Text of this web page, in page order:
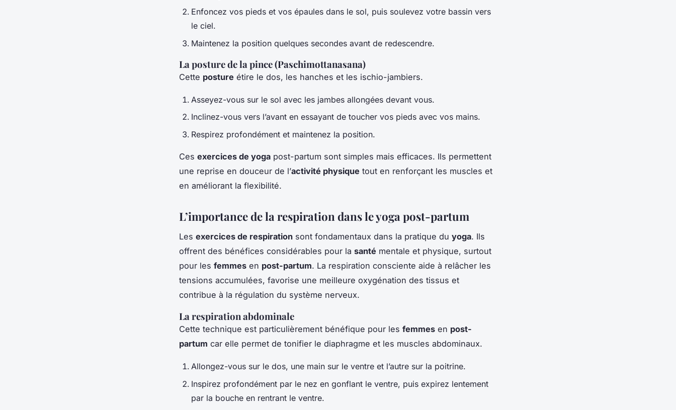
Enfoncez vos pieds et vos épaules dans le sol, puis soulevez votre bassin vers
le ciel.
Maintenez la position quelques secondes avant de redescendre.
La posture de la pince (Paschimottanasana)
Cette posture étire le dos, les hanches et les ischio-jambiers.
Asseyez-vous sur le sol avec les jambes allongées devant vous.
Inclinez-vous vers l’avant en essayant de toucher vos pieds avec vos mains.
Respirez profondément et maintenez la position.
Ces exercices de yoga post-partum sont simples mais efficaces. Ils permettent
une reprise en douceur de l’activité physique tout en renforçant les muscles et
en améliorant la flexibilité.
L’importance de la respiration dans le yoga post-partum
Les exercices de respiration sont fondamentaux dans la pratique du yoga. Ils
offrent des bénéfices considérables pour la santé mentale et physique, surtout
pour les femmes en post-partum. La respiration consciente aide à relâcher les
tensions accumulées, favorise une meilleure oxygénation des tissus et
contribue à la régulation du système nerveux.
La respiration abdominale
Cette technique est particulièrement bénéfique pour les femmes en post-
partum car elle permet de tonifier le diaphragme et les muscles abdominaux.
Allongez-vous sur le dos, une main sur le ventre et l’autre sur la poitrine.
Inspirez profondément par le nez en gonflant le ventre, puis expirez lentement
par la bouche en rentrant le ventre.